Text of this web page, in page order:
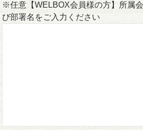
※任意【WELBOX会員様の方】所属
び部署名をご入力ください